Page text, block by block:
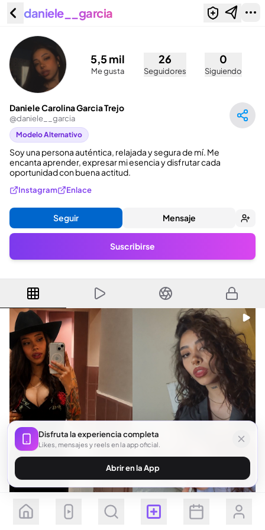
Daniele Carolina Garcia Trejo
daniele__garcia
5,5 mil
Me gusta
26
Seguidores
0
Siguiendo
Daniele Carolina Garcia Trejo
@daniele__garcia
Modelo Alternativo
Soy una persona auténtica, relajada y segura de mí. Me
encanta aprender, expresar mi esencia y disfrutar cada
oportunidad con buena actitud.
Instagram Enlace
Seguir Mensaje
Suscribirse
Seguir Suscribirse
Disfruta la experiencia completa
Likes, mensajes y reels en la app oficial.
Abrir en la App